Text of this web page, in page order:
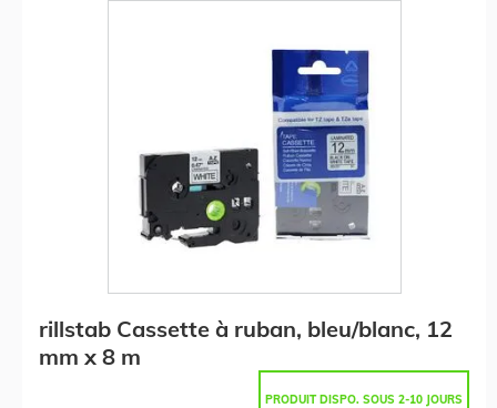
rillstab Cassette à ruban, bleu/blanc, 12
mm x 8 m
PRODUIT DISPO. SOUS 2-10 JOURS